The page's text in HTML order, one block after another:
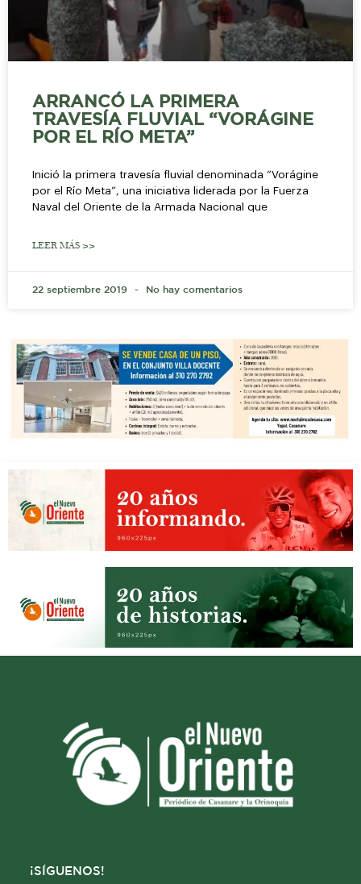
ARRANCÓ LA PRIMERA
TRAVESÍA FLUVIAL “VORÁGINE
POR EL RÍO META”
Inició la primera travesía fluvial denominada “Vorágine
por el Río Meta”, una iniciativa liderada por la Fuerza
Naval del Oriente de la Armada Nacional que
LEER MÁS >>
22 septiembre 2019 No hay comentarios
¡SÍGUENOS!